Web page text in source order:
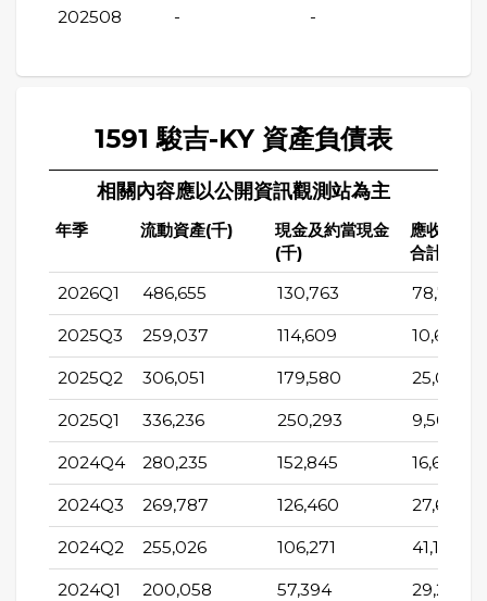
202508 - -
1591 駿吉-KY 資產負債表
相關內容應以公開資訊觀測站為主
年季 流動資產(千)
現金及約當現金
(千)
應收帳款
合計(千)
2026Q1 486,655 130,763 78,763
2025Q3 259,037 114,609 10,623
2025Q2 306,051 179,580 25,060
2025Q1 336,236 250,293 9,504
2024Q4 280,235 152,845 16,698
2024Q3 269,787 126,460 27,636
2024Q2 255,026 106,271 41,165
2024Q1 200,058 57,394 29,235